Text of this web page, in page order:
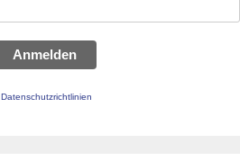
Anmelden
Datenschutzrichtlinien